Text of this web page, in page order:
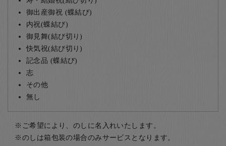
御出産御祝 (蝶結び)
内祝(蝶結び)
御見舞(結び切り)
快気祝(結び切り)
記念品 (蝶結び)
志
その他
無し
ご希望により、のしに名入れいたします。
のしは箱包装の場合のみサービスとなります。